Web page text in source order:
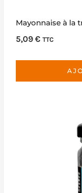
Mayonnaise à la
5,09 € TTC